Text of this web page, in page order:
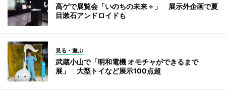
高ゲで展覧会「いのちの未来＋」 展示外企画で夏
目漱石アンドロイドも
見る・遊ぶ
武蔵小山で「明和電機 オモチャができるまで
展」 大型トイなど展示100点超